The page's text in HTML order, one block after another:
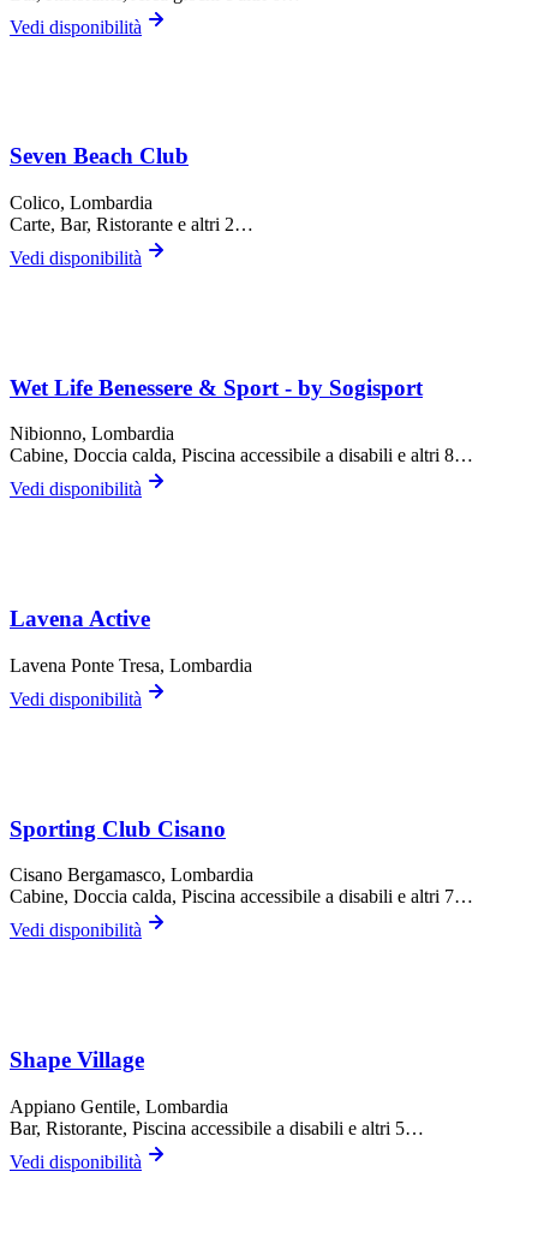
Vedi disponibilità
Seven Beach Club
Colico, Lombardia
Carte, Bar, Ristorante e altri 2…
Vedi disponibilità
Wet Life Benessere & Sport - by Sogisport
Nibionno, Lombardia
Cabine, Doccia calda, Piscina accessibile a disabili e altri 8…
Vedi disponibilità
Lavena Active
Lavena Ponte Tresa, Lombardia
Vedi disponibilità
Sporting Club Cisano
Cisano Bergamasco, Lombardia
Cabine, Doccia calda, Piscina accessibile a disabili e altri 7…
Vedi disponibilità
Shape Village
Appiano Gentile, Lombardia
Bar, Ristorante, Piscina accessibile a disabili e altri 5…
Vedi disponibilità